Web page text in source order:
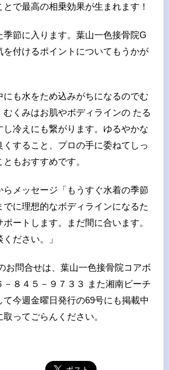
で最高の相乗効果が生まれます！
季節に入ります。葉山一色接骨院G
を付けるポイントについてもうかが
も水をため込みがちになるのでむ
むくみはお肌やボディラインの たる
冷えにも繋がります。ゆるやかな
くすること、プロの手に委ねてしっ
もおすすめです。
メッセージ「もうすぐ水着の季節
に理想的なボディラインになるた
ートします。まだ間に合います。
ださい。」
お問合せは、葉山一色接骨院コアボ
８４５－９７３３ また湘南ビーチ
今週金曜日発行の69号にも掲載中
ってごらんください。